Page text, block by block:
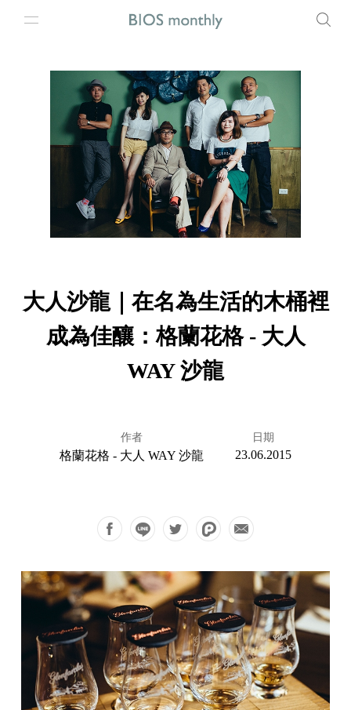
大人沙龍｜在名為生活的木桶裡
成為佳釀：格蘭花格 - 大人
WAY 沙龍
作者
格蘭花格 - 大人 WAY 沙龍
日期
23.06.2015